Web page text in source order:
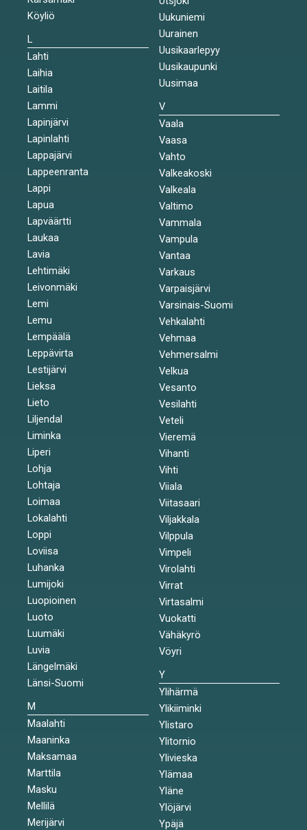
Köyliö
L
Lahti
Laihia
Laitila
Lammi
Lapinjärvi
Lapinlahti
Lappajärvi
Lappeenranta
Lappi
Lapua
Lapväärtti
Laukaa
Lavia
Lehtimäki
Leivonmäki
Lemi
Lemu
Lempäälä
Leppävirta
Lestijärvi
Lieksa
Lieto
Liljendal
Liminka
Liperi
Lohja
Lohtaja
Loimaa
Lokalahti
Loppi
Loviisa
Luhanka
Lumijoki
Luopioinen
Luoto
Luumäki
Luvia
Längelmäki
Länsi-Suomi
M
Maalahti
Maaninka
Maksamaa
Marttila
Masku
Mellilä
Merijärvi
Uukuniemi
Uurainen
Uusikaarlepyy
Uusikaupunki
Uusimaa
V
Vaala
Vaasa
Vahto
Valkeakoski
Valkeala
Valtimo
Vammala
Vampula
Vantaa
Varkaus
Varpaisjärvi
Varsinais-Suomi
Vehkalahti
Vehmaa
Vehmersalmi
Velkua
Vesanto
Vesilahti
Veteli
Vieremä
Vihanti
Vihti
Viiala
Viitasaari
Viljakkala
Vilppula
Vimpeli
Virolahti
Virrat
Virtasalmi
Vuokatti
Vähäkyrö
Vöyri
Y
Ylihärmä
Ylikiiminki
Ylistaro
Ylitornio
Ylivieska
Ylämaa
Yläne
Ylöjärvi
Ypäjä